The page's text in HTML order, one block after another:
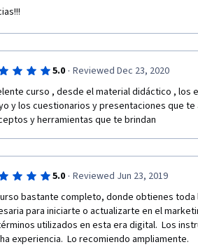
5.0 · Reviewed Dec 23, 2020
curso , desde el material didáctico , los
y los cuestionarios y presentaciones que te
y herramientas que te brindan
5.0 · Reviewed Jun 23, 2019
bastante completo, donde obtienes toda
para iniciarte o actualizarte en el
utilizados en esta era digital.  Los
experiencia.  Lo recomiendo ampliamente.